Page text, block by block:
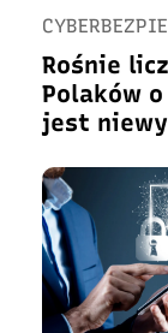
Rośnie
Polaków
jest